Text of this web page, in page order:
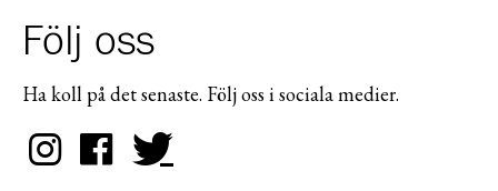
Följ oss
Ha koll på det senaste. Följ oss i sociala medier.